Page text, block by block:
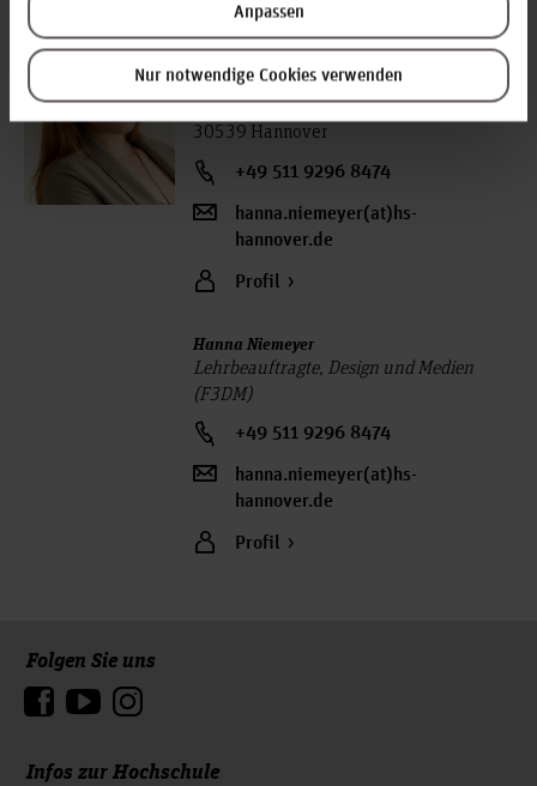
Anpassen
Nur notwendige Cookies verwenden
Hanna Niemeyer
Mitarbeiterin, Design und Medien (F3DM)
Raum: 2A.0.06
Expo Plaza 2
30539 Hannover
+49 511 9296 8474
hanna.niemeyer(at)hs-
hannover.de
Profil
Hanna Niemeyer
Lehrbeauftragte, Design und Medien
(F3DM)
+49 511 9296 8474
hanna.niemeyer(at)hs-
hannover.de
Profil
Infos zur Hochschule
Folgen Sie uns